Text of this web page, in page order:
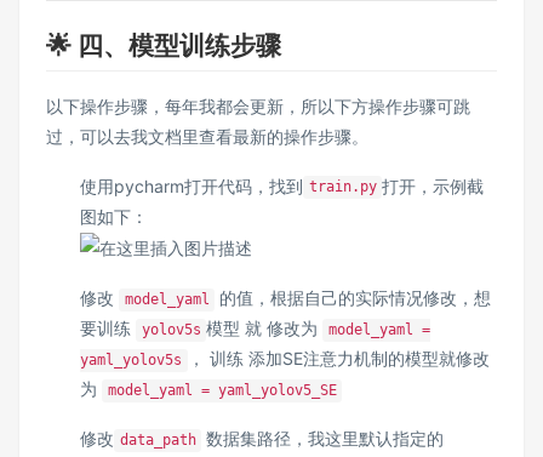
🌟 四、模型训练步骤
以下操作步骤，每年我都会更新，所以下方操作步骤可跳
过，可以去我文档里查看最新的操作步骤。
使用pycharm打开代码，找到 train.py 打开，示例截
图如下：
修改 model_yaml
的值，根据自己的实际情况修改，想
要训练
yolov5s 模型 就 修改为
model_yaml =
yaml_yolov5s
， 训练 添加SE注意力机制的模型就修改
为
model_yaml = yaml_yolov5_SE
修改 data_path 数据集路径，我这里默认指定的